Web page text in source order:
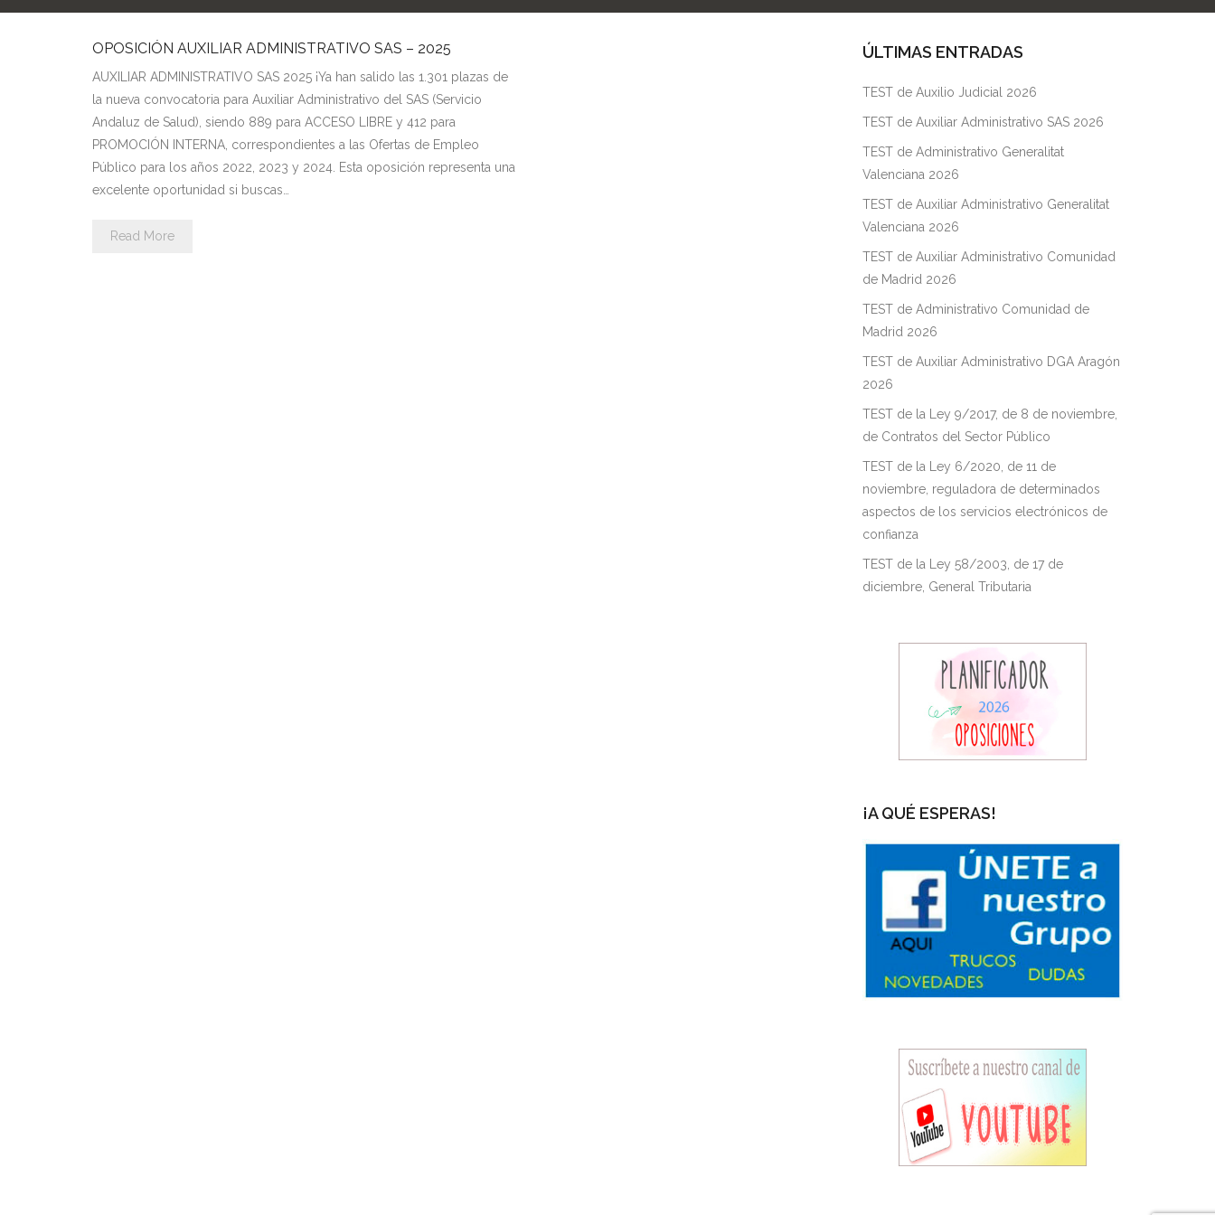
OPOSICIÓN AUXILIAR ADMINISTRATIVO SAS – 2025
AUXILIAR ADMINISTRATIVO SAS 2025 ¡Ya han salido las 1.301 plazas de
la nueva convocatoria para Auxiliar Administrativo del SAS (Servicio
Andaluz de Salud), siendo 889 para ACCESO LIBRE y 412 para
PROMOCIÓN INTERNA, correspondientes a las Ofertas de Empleo
Público para los años 2022, 2023 y 2024. Esta oposición representa una
excelente oportunidad si buscas…
Read More
ÚLTIMAS ENTRADAS
TEST de Auxilio Judicial 2026
TEST de Auxiliar Administrativo SAS 2026
TEST de Administrativo Generalitat
Valenciana 2026
TEST de Auxiliar Administrativo Generalitat
Valenciana 2026
TEST de Auxiliar Administrativo Comunidad
de Madrid 2026
TEST de Administrativo Comunidad de
Madrid 2026
TEST de Auxiliar Administrativo DGA Aragón
2026
TEST de la Ley 9/2017, de 8 de noviembre,
de Contratos del Sector Público
TEST de la Ley 6/2020, de 11 de
noviembre, reguladora de determinados
aspectos de los servicios electrónicos de
confianza
TEST de la Ley 58/2003, de 17 de
diciembre, General Tributaria
¡A QUÉ ESPERAS!